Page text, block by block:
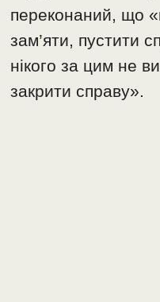
переконаний, що
зам’яти, пустити
нікого за цим не
закрити справу».